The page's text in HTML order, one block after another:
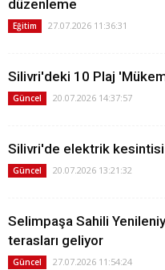
düzenleme
Eğitim 27.07.2026 11:36:31
Silivri'deki 10 Plaj
Güncel 20.07.2026 14:37:57
Silivri'de elektrik kesintisi
Güncel 20.07.2026 13:21:32
Selimpaşa Sahili
terasları geliyor
Güncel 27.07.2026 11:54:24